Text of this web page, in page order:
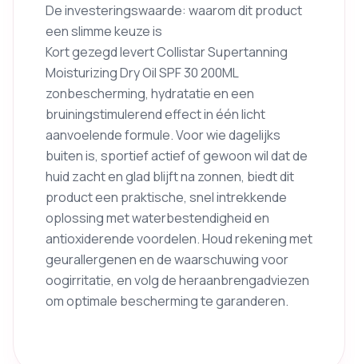
De investeringswaarde: waarom dit product
een slimme keuze is
Kort gezegd levert Collistar Supertanning
Moisturizing Dry Oil SPF 30 200ML
zonbescherming, hydratatie en een
bruiningstimulerend effect in één licht
aanvoelende formule. Voor wie dagelijks
buiten is, sportief actief of gewoon wil dat de
huid zacht en glad blijft na zonnen, biedt dit
product een praktische, snel intrekkende
oplossing met waterbestendigheid en
antioxiderende voordelen. Houd rekening met
geurallergenen en de waarschuwing voor
oogirritatie, en volg de heraanbrengadviezen
om optimale bescherming te garanderen.